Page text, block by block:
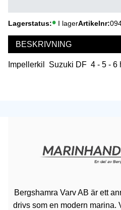
Lagerstatus I lagerArtikelnr
BESKRIVNING
Impellerkil Suzuki DF 4 - 5 - 6
Bergshamra Varv AB är ett
drivs som en modern marina.